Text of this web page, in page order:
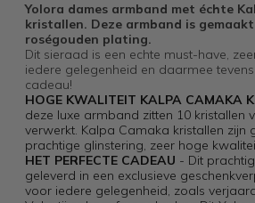
Yolora dames armband met échte
kristallen. Deze armband is gemaakt
roségouden plating.
Dit sieraad is een echte must-have,
iedere gelegenheid en daarmee
cadeau!
HOGE KWALITEIT KALPA CAMAKA
deze luxe armband zitten 10 kristallen
verwerkt. Kalpa Camaka kristallen zijn
prachtige glinstering, zeer hoge
HET PERFECTE CADEAU - Dit
geleverd in een exclusieve
voor iedere gelegenheid, zoals